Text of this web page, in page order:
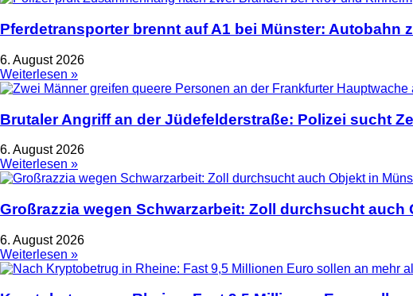
Pferdetransporter brennt auf A1 bei Münster: Autobahn
6. August 2026
Weiterlesen »
Brutaler Angriff an der Jüdefelderstraße: Polizei sucht
6. August 2026
Weiterlesen »
Großrazzia wegen Schwarzarbeit: Zoll durchsucht auch
6. August 2026
Weiterlesen »